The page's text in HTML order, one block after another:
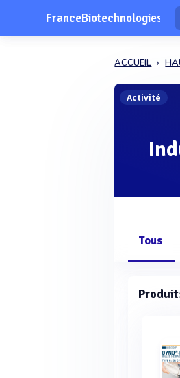
FranceBiotechnologies
ACCUEIL
Activité
Tous